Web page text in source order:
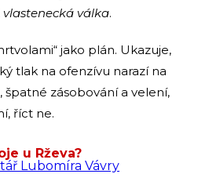
vlastenecká válka.
jako plán. Ukazuje,
tlak na ofenzívu narazí na
zásobování a velení,
říct ne.
u Rževa?
Lubomíra Vávry